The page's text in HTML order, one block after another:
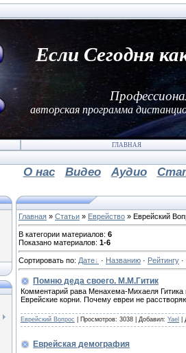
Если Сегодня
авторская программа
ГЛАВНАЯ
О нас Видео Аудио
Главная » Статьи » Еврейство » Еврейский
В категории материалов: 6
Показано материалов: 1-6
Сортировать по: Дате · Названию · Рейтингу ·
Помню деда своего. М.М.Гитик
Комментарий рава Менахема-Михаеля Гитика
Еврейские корни. Почему евреи не
Еврейский Вопрос | Просмотров: 3038 | Добавил: Yael |
Еврейская демография